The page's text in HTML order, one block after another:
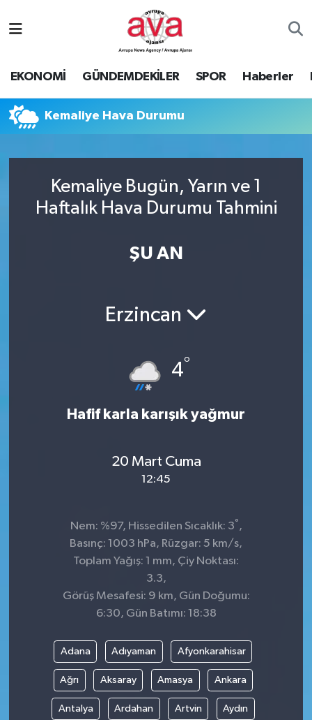
EKONOMİ GÜNDEMDEKİLER SPOR Haberler
Kemaliye Hava Durumu
Kemaliye Bugün, Yarın ve 1
Haftalık Hava Durumu Tahmini
ŞU AN
Erzincan
4°
Hafif karla karışık yağmur
20 Mart Cuma
12:45
Nem: %97, Hissedilen Sıcaklık: 3° ,
Basınç: 1003 hPa, Rüzgar: 5 km/s,
Toplam Yağış: 1 mm, Çiy Noktası:
3.3,
Görüş Mesafesi: 9 km, Gün Doğumu:
6:30, Gün Batımı: 18:38
Adana Adıyaman Afyonkarahisar
Ağrı Aksaray Amasya Ankara
Antalya Ardahan Artvin Aydın
Nöbetçi Eczaneler
Namaz Vakitleri
Trafik Durumu
Süper Lig Puan Durumu ve Fikstür